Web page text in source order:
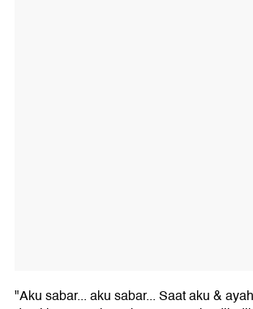
"Aku sabar... aku sabar... Saat aku &